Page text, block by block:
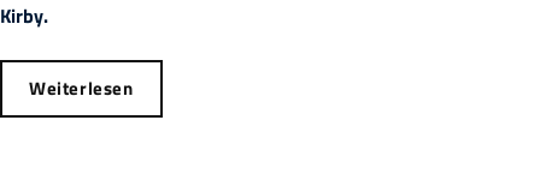
Kirby.
Weiterlesen